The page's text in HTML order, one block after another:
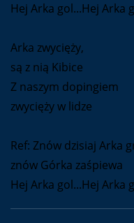
Hej Arka gol...Hej Arka
Arka zwycięży,
są z nią Kibice
Z naszym dopingiem
zwycięży w lidze
Ref: Znów dzisiaj Arka
znów Górka zaśpiewa
Hej Arka gol...Hej Arka